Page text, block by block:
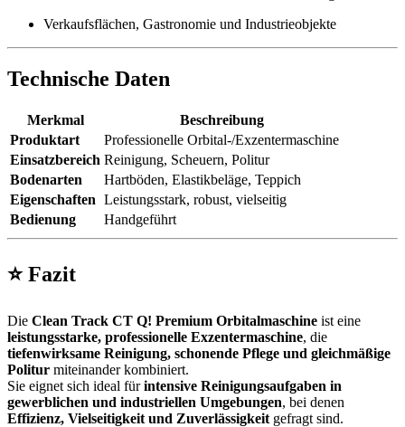
Verkaufsflächen, Gastronomie und Industrieobjekte
Technische Daten
Merkmal
Beschreibung
Produktart
Professionelle Orbital‑/Exzentermaschine
Einsatzbereich Reinigung, Scheuern, Politur
Bodenarten
Hartböden, Elastikbeläge, Teppich
Eigenschaften Leistungsstark, robust, vielseitig
Bedienung
Handgeführt
⭐Fazit
Die Clean Track CT Q! Premium Orbitalmaschine ist eine
leistungsstarke, professionelle Exzentermaschine, die
tiefenwirksame Reinigung, schonende Pflege und gleichmäßige
Politur miteinander kombiniert.
Sie eignet sich ideal fürintensive Reinigungsaufgaben in
gewerblichen und industriellen Umgebungen, bei denen
Effizienz, Vielseitigkeit und Zuverlässigkeit gefragt sind.